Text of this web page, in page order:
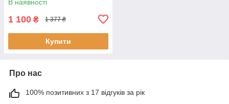
В наявності
1 100 ₴ 1 377 ₴
Купити
Про нас
100% позитивних з 17 відгуків за рік